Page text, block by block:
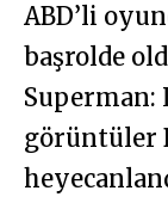
ABD’li
başrolde
Superman:
görüntüler